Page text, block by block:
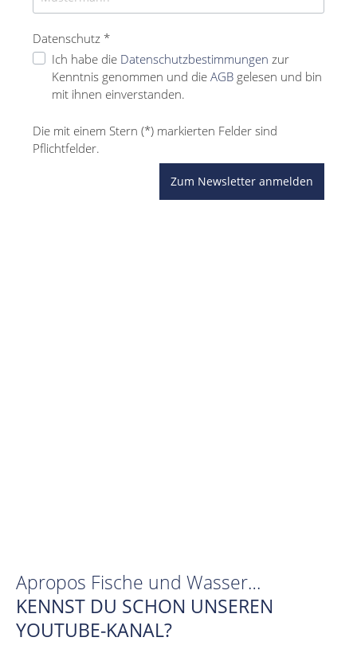
Datenschutz *
Ich habe die Datenschutzbestimmungen zur
Kenntnis genommen und die AGB gelesen und bin
mit ihnen einverstanden.
Die mit einem Stern (*) markierten Felder sind
Pflichtfelder.
Zum Newsletter anmelden
Apropos Fische und Wasser…
KENNST DU SCHON UNSEREN
YOUTUBE-KANAL?